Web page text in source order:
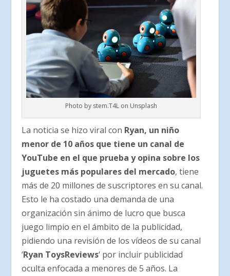
Photo by stem.T4L on Unsplash
La noticia se hizo viral con Ryan, un niño
menor de 10 años que tiene un canal de
YouTube en el que prueba y opina sobre los
juguetes más populares del mercado, tiene
más de 20 millones de suscriptores en su canal.
Esto le ha costado una demanda de una
organización sin ánimo de lucro que busca
juego limpio en el ámbito de la publicidad,
pidiendo una revisión de los vídeos de su canal
‘Ryan ToysReviews‘ por incluir publicidad
oculta enfocada a menores de 5 años. La